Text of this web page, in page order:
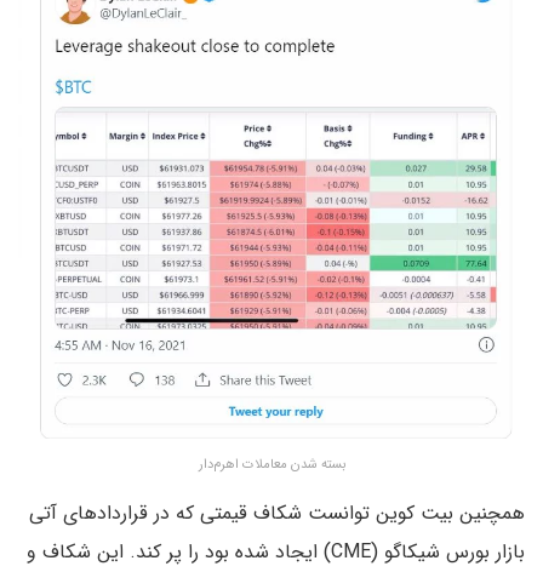
بسته شدن معاملات اهرم‌دار
همچنین بیت کوین توانست شکاف قیمتی که در قراردادهای آتی
بازار بورس شیکاگو (CME) ایجاد شده بود را پر کند. این شکاف و